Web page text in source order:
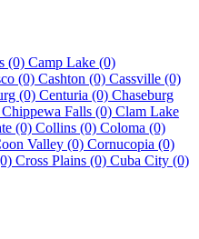
(0) Camp Lake (0)
(0) Cashton (0) Cassville (0)
(0) Centuria (0) Chaseburg
Chippewa Falls (0) Clam Lake
(0) Collins (0) Coloma (0)
Valley (0) Cornucopia (0)
Cross Plains (0) Cuba City (0)